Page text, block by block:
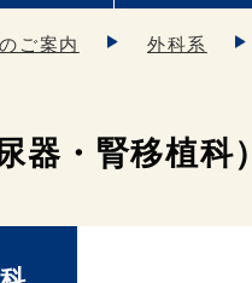
ご案内 外科系
器・腎移植科）